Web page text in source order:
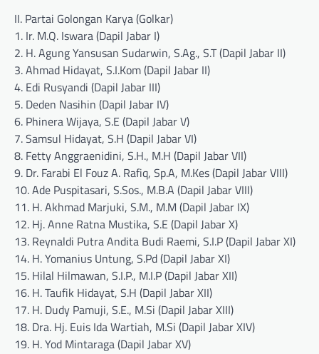
II. Partai Golongan Karya (Golkar)
1. Ir. M.Q. Iswara (Dapil Jabar I)
2. H. Agung Yansusan Sudarwin, S.Ag., S.T (Dapil Jabar II)
3. Ahmad Hidayat, S.I.Kom (Dapil Jabar II)
4. Edi Rusyandi (Dapil Jabar III)
5. Deden Nasihin (Dapil Jabar IV)
6. Phinera Wijaya, S.E (Dapil Jabar V)
7. Samsul Hidayat, S.H (Dapil Jabar VI)
8. Fetty Anggraenidini, S.H., M.H (Dapil Jabar VII)
9. Dr. Farabi El Fouz A. Rafiq, Sp.A, M.Kes (Dapil Jabar VIII)
10. Ade Puspitasari, S.Sos., M.B.A (Dapil Jabar VIII)
11. H. Akhmad Marjuki, S.M., M.M (Dapil Jabar IX)
12. Hj. Anne Ratna Mustika, S.E (Dapil Jabar X)
13. Reynaldi Putra Andita Budi Raemi, S.I.P (Dapil Jabar XI)
14. H. Yomanius Untung, S.Pd (Dapil Jabar XI)
15. Hilal Hilmawan, S.I.P., M.I.P (Dapil Jabar XII)
16. H. Taufik Hidayat, S.H (Dapil Jabar XII)
17. H. Dudy Pamuji, S.E., M.Si (Dapil Jabar XIII)
18. Dra. Hj. Euis Ida Wartiah, M.Si (Dapil Jabar XIV)
19. H. Yod Mintaraga (Dapil Jabar XV)